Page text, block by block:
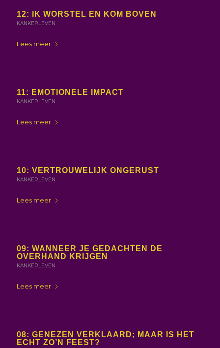
12: IK WORSTEL EN KOM BOVEN
KANKERLEVEN
Lees meer
11: EMOTIONELE IMPACT
KANKERLEVEN
Lees meer
10: VERTROUWELIJK ONGERUST
KANKERLEVEN
Lees meer
09: WANNEER JE GEDACHTEN DE
OVERHAND KRIJGEN
KANKERLEVEN
Lees meer
08: GENEZEN VERKLAARD; MAAR IS HET
ECHT ZO’N FEEST?